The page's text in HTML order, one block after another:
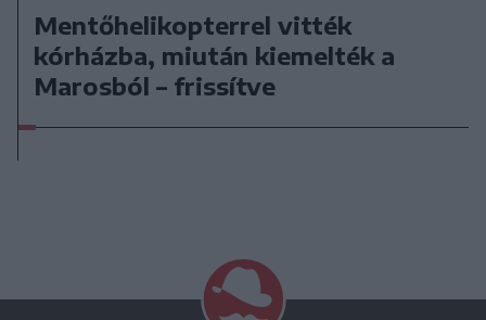
Mentőhelikopterrel vitték
kórházba, miután kiemelték a
Marosból – frissítve